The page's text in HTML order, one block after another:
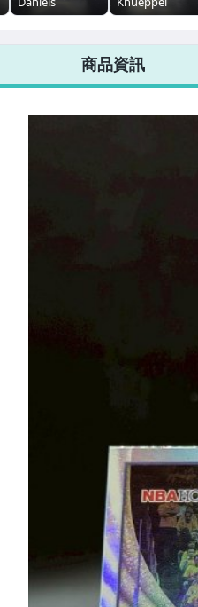
Inception 盜夢
Signature Class
商品資訊